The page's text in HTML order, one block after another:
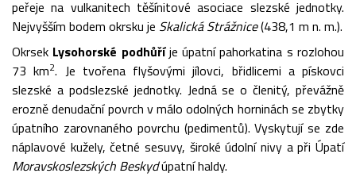
peřeje na vulkanitech těšínitové asociace slezské jednotky.
Nejvyšším bodem okrsku je Skalická Strážnice(438,1 m n. m.).
Okrsek Lysohorské podhůříje úpatní pahorkatina s rozlohou
73 km2. Je tvořena flyšovými jílovci, břidlicemi a pískovci
slezské a podslezské jednotky. Jedná se o členitý, převážně
erozně denudační povrch v málo odolných horninách se zbytky
úpatního zarovnaného povrchu (pedimentů). Vyskytují se zde
náplavové kužely, četné sesuvy, široké údolní nivy a při Úpatí
Moravskoslezských Beskydúpatní haldy.